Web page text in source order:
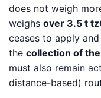
does not weigh
weighs over 3.5 t
ceases to apply
the collection of
must also remain
distance-based)